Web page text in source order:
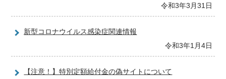
令和3年3月31日
新型コロナウイルス感染症関連情報
令和3年1月4日
【注意！】特別定額給付金の偽サイトについて